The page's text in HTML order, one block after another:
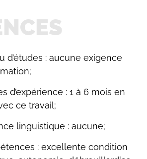
d’études : aucune exigence
d’expérience : 1 à 6 mois en
ce travail;
linguistique : aucune;
: excellente condition